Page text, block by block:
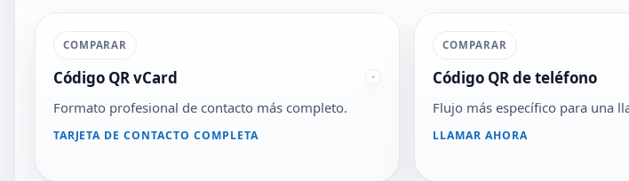
COMPARAR
Código QR vCard
Formato profesional de contacto más completo.
TARJETA DE CONTACTO COMPLETA
COMPARAR
Código QR de teléfono
Flujo más específico para una
LLAMAR AHORA